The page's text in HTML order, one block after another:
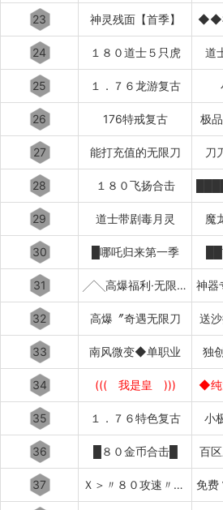
23 神灵残面【首季】 ◆◆
24 １８０道士５只虎 道
25 １．７６龙游复古
26 176特戒复古 极
27 能打充值的无限刀 刀
28 １８０飞扬合击
29 道士带剧毒月灵 魔
30 █哪吒归来第一季
31 ╱╲高爆福利·无限刀╱╲
32 高爆〞奇遇无限刀 送
33 南风微变◆单职业 独
34 ((( 我是皇 ))) ◆纯
35 １．７６特色复古 小
36 █８０金币合击█ 百
37 Ｘ＞〃８０攻速〃＜Ｘ